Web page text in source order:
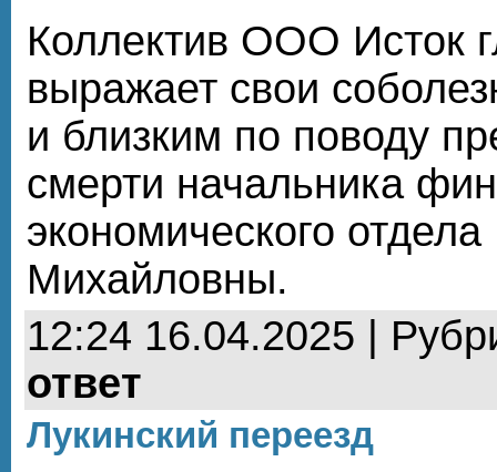
Коллектив ООО Исток
выражает свои
и близким по поводу
смерти начальника
экономического
Михайловны.
12:24 16.04.2025 |
ответ
Лукинский переезд